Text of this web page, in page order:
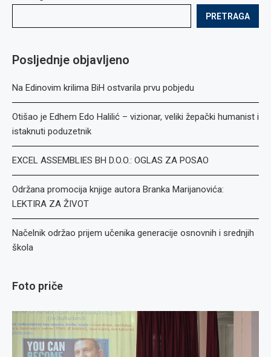
PRETRAGA
Posljednje objavljeno
Na Edinovim krilima BiH ostvarila prvu pobjedu
Otišao je Edhem Edo Halilić – vizionar, veliki žepački humanist i
istaknuti poduzetnik
EXCEL ASSEMBLIES BH D.O.O.: OGLAS ZA POSAO
Održana promocija knjige autora Branka Marijanovića:
LEKTIRA ZA ŽIVOT
Načelnik održao prijem učenika generacije osnovnih i srednjih
škola
Foto priče